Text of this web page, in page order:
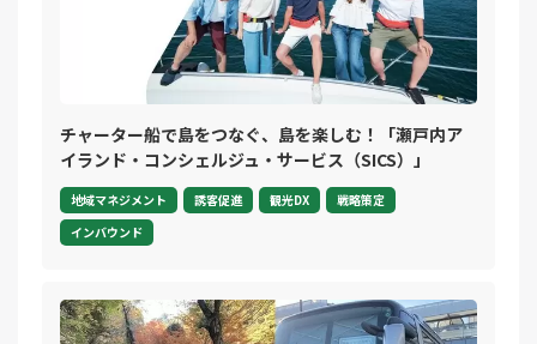
チャーター船で島をつなぐ、島を楽しむ！「瀬戸内ア
イランド・コンシェルジュ・サービス（SICS）」
地域マネジメント 誘客促進 観光DX
戦略策定
インバウンド